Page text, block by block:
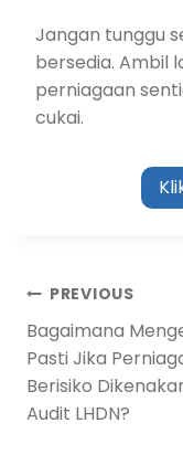
Jangan tunggu
bersedia. Ambil
perniagaan
cukai.
PREVIOUS
Bagaimana
Pasti Jika
Berisiko
Audit LHDN?